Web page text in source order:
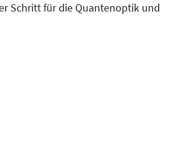
Schritt für die Quantenoptik und